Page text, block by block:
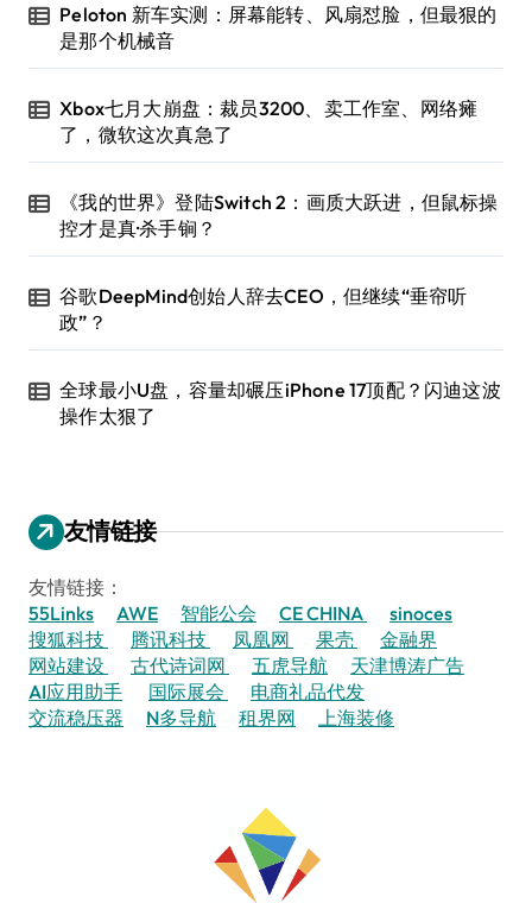
Peloton 新车实测：屏幕能转、风扇怼脸，但最狠的
是那个机械音
Xbox七月大崩盘：裁员3200、卖工作室、网络瘫
了，微软这次真急了
《我的世界》登陆Switch 2：画质大跃进，但鼠标操
控才是真·杀手锏？
谷歌DeepMind创始人辞去CEO，但继续“垂帘听
政”？
全球最小U盘，容量却碾压iPhone 17顶配？闪迪这波
操作太狠了
友情链接
友情链接：
55Links
AWE 智能公会 CE CHINA
sinoces
搜狐科技
腾讯科技 凤凰网 果壳
金融界
网站建设
古代诗词网 五虎导航
天津博涛广告
AI应用助手
国际展会
电商礼品代发
交流稳压器
N多导航 租界网 上海装修